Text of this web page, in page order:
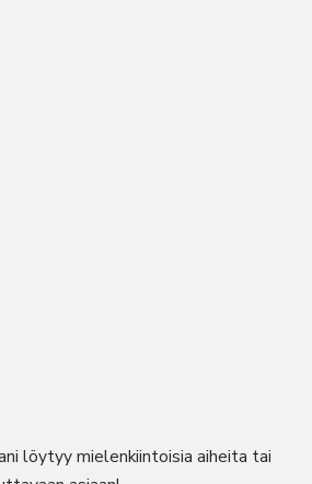
löytyy mielenkiintoisia aiheita tai